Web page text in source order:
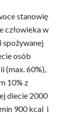
stanowię
człowieka w
spożywanej
osób
(max. 60%),
10% z
diecie 2000
900 kcal i